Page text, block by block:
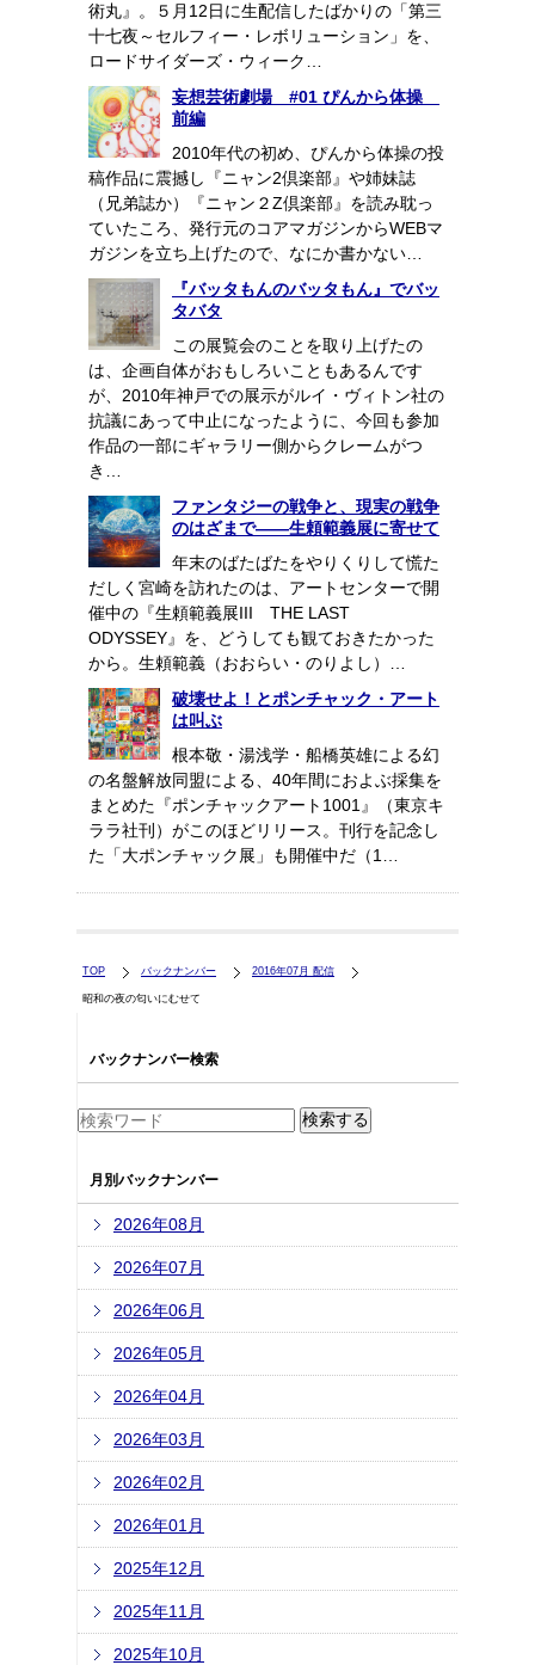
術丸』。５月12日に生配信したばかりの「第三
十七夜～セルフィー・レボリューション」を、
ロードサイダーズ・ウィーク…
妄想芸術劇場 #01 ぴんから体操
前編
2010年代の初め、ぴんから体操の投
稿作品に震撼し『ニャン2倶楽部』や姉妹誌
（兄弟誌か）『ニャン２Z倶楽部』を読み耽っ
ていたころ、発行元のコアマガジンからWEBマ
ガジンを立ち上げたので、なにか書かない…
『バッタもんのバッタもん』でバッ
タバタ
この展覧会のことを取り上げたの
は、企画自体がおもしろいこともあるんです
が、2010年神戸での展示がルイ・ヴィトン社の
抗議にあって中止になったように、今回も参加
作品の一部にギャラリー側からクレームがつ
き…
ファンタジーの戦争と、現実の戦争
のはざまで――生頼範義展に寄せて
年末のばたばたをやりくりして慌た
だしく宮崎を訪れたのは、アートセンターで開
催中の『生頼範義展III THE LAST
ODYSSEY』を、どうしても観ておきたかった
から。生頼範義（おおらい・のりよし）…
破壊せよ！とポンチャック・アート
は叫ぶ
根本敬・湯浅学・船橋英雄による幻
の名盤解放同盟による、40年間におよぶ採集を
まとめた『ポンチャックアート1001』（東京キ
ララ社刊）がこのほどリリース。刊行を記念し
た「大ポンチャック展」も開催中だ（1…
TOP バックナンバー 2016年07月 配信
昭和の夜の匂いにむせて
バックナンバー検索
月別バックナンバー
2026年08月
2026年07月
2026年06月
2026年05月
2026年04月
2026年03月
2026年02月
2026年01月
2025年12月
2025年11月
2025年10月